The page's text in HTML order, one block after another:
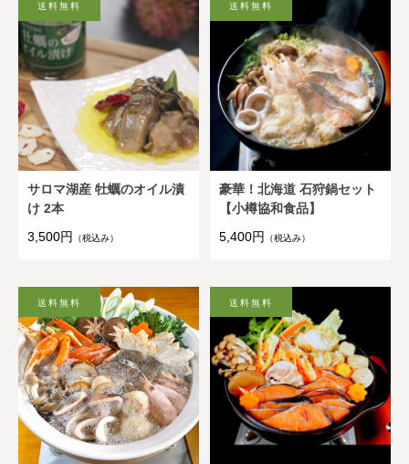
サロマ湖産 牡蠣のオイル漬
け 2本
3,500円
（税込み）
豪華！北海道 石狩鍋セット
【小樽協和食品】
5,400円
（税込み）